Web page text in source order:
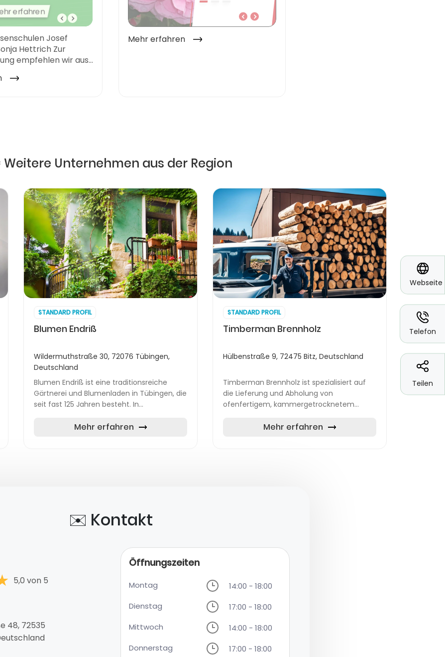
Webseite
Telefon
Teilen
Weitere Unternehmen aus der Region
STANDARD PROFIL
Blumen Endriß
Wildermuthstraße 30, 72076 Tübingen,
Deutschland
Blumen Endriß ist eine traditionsreiche
Gärtnerei und Blumenladen in Tübingen, die
seit fast 125 Jahren besteht. In
Universitätsklinikums Tübingen gelegen,
Mehr erfahren
STANDARD PROFIL
Timberman Brennholz
Hülbenstraße 9, 72475 Bitz, Deutschland
Timberman Brennholz ist spezialisiert auf
die Lieferung und Abholung von
ofenfertigem, kammergetrocknetem
gelegenen Brennholz-Zentrum in Bitz aus
Mehr erfahren
✉️ Kontakt
5,0 von 5
48, 72535
Öffnungszeiten
Montag
14:00 - 18:00
Dienstag
17:00 - 18:00
Mittwoch
14:00 - 18:00
Donnerstag
17:00 - 18:00